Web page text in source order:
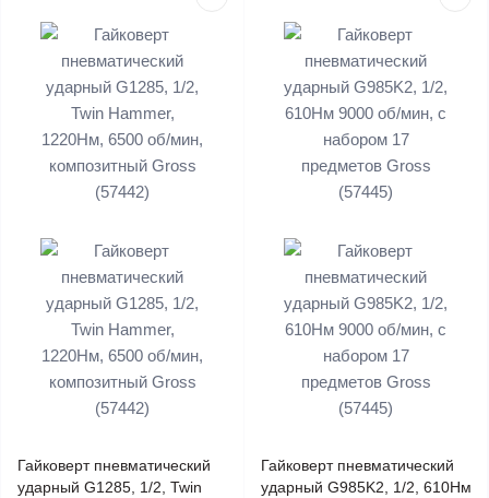
Гайковерт пневматический
ударный G1285, 1/2, Twin
Гайковерт пневматический
ударный G985K2, 1/2, 610Нм